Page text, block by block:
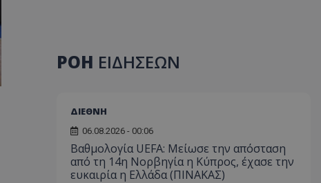
ΡΟΗ ΕΙΔΗΣΕΩΝ
ΔΙΕΘΝΗ
06.08.2026 - 00:06
Βαθμολογία UEFA: Μείωσε την απόσταση
από τη 14η Νορβηγία η Κύπρος, έχασε την
ευκαιρία η Ελλάδα (ΠΙΝΑΚΑΣ)